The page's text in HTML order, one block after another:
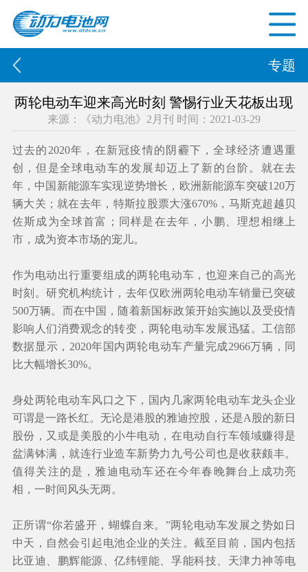
专题
两轮电动车迎来高光时刻 警惕行业天花板出现
来源：《动力电池》2月刊 时间：2021-03-29
过去的2020年，在新冠疫情的阴霾下，全球经济遭遇重
创，但是全球电动车的发展却迈上了新的台阶。就在去
年，中国新能源车实现逆势增长，欧洲新能源车突破120万
辆大关；就在去年，特斯拉股票大涨670%，马斯克超越贝
佐斯成为全球首富；同样是在去年，小鹏、理想相继上
市，成为资本市场的宠儿。
作为电动出行重要组成的两轮电动车，也迎来自己的高光
时刻。研究机构统计，去年仅欧洲两轮电动车销量已突破
500万辆。而在中国，随着新国标政策开始实施以及受疫情
影响人们消费观念的转变，两轮电动车发展迅猛。工信部
数据显示，2020年国内两轮电动车产量完成2966万辆，同
比大幅增长30%。
身处两轮电动车风口之下，国内几家两轮电动车龙头企业
可谓是一路长红。无论是港股的雅迪控股，还是A股的新日
股份，又或是美股的小牛电动，在电动自行车领域赚得是
盆满钵满，就连行业造车新势力九号公司也是收获颇丰。
值得关注的是，雅迪电动车还在今年春晚舞台上成功亮
相，一时间风头无两。
正所谓“你若盛开，蝴蝶自来。”两轮电动车发展之势如日
中天，自然会引起电池企业的关注。截至目前，国内包括
比亚迪、鹏辉能源、亿纬锂能、孚能科技、天津力神等电